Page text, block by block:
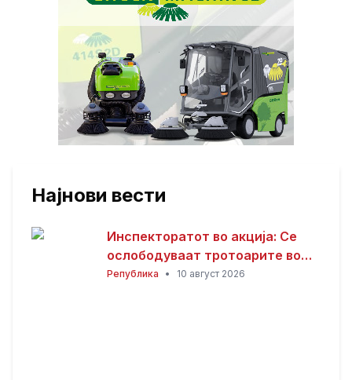
Најнови вести
Инспекторатот во акција: Се
ослободуваат тротоарите во
Тетово
Република • 10 август 2026